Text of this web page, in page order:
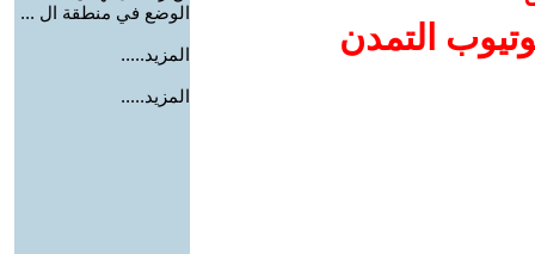
التمدن
الوضع في منطقة ال ...
المزيد.....
المزيد.....